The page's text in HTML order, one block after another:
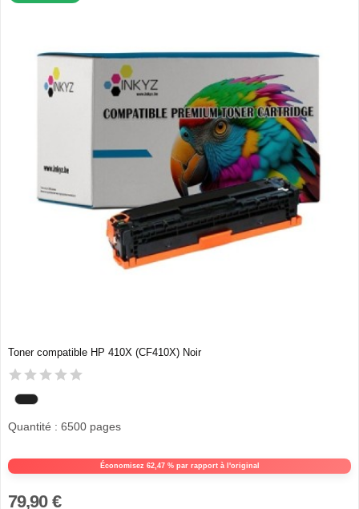
Toner compatible HP 410X (CF410X) Noir
Économisez 62,47 % par rapport à l'original
Quantité : 6500 pages
79,90 €